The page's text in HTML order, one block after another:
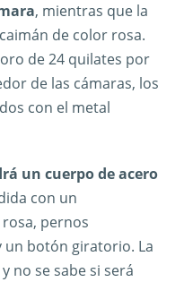
, mientras que la
de color rosa.
de 24 quilates por
de las cámaras, los
con el metal
un cuerpo de acero
con un
pernos
un botón giratorio. La
no se sabe si será